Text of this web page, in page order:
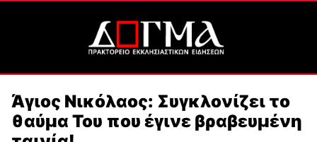
Άγιος Νικόλαος: Συγκλονίζει το
θαύμα Του που έγινε βραβευμένη